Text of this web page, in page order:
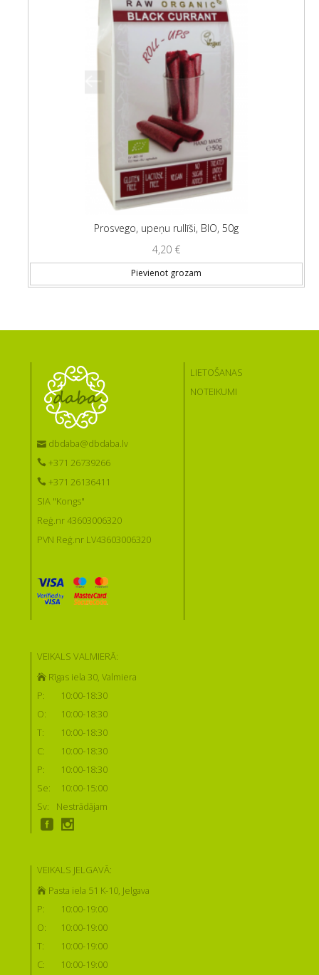
Prosvego, upeņu rullīši, BIO, 50g
4,20 €
Pievienot grozam
dbdaba@dbdaba.lv
+371 26739266
+371 26136411
SIA "Kongs"
Reģ.nr 43603006320
PVN Reģ.nr LV43603006320
LIETOŠANAS
NOTEIKUMI
VEIKALS VALMIERĀ:
Rīgas iela 30, Valmiera
P:
10:00-18:30
O:
10:00-18:30
T:
10:00-18:30
C:
10:00-18:30
P:
10:00-18:30
Se:
10:00-15:00
Sv:
Nestrādājam
VEIKALS JELGAVĀ:
Pasta iela 51 K-10, Jelgava
P:
10:00-19:00
O:
10:00-19:00
T:
10:00-19:00
C:
10:00-19:00